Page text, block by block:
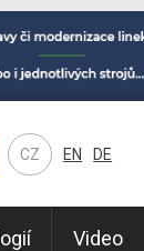
CZ EN DE
Video